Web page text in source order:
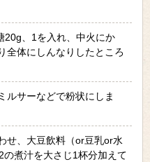
20g、1を入れ、中火にか
全体にしんなりしたところ
ルサーなどで粉状にしま
せ、大豆飲料（or豆乳or水
煮汁を大さじ1杯分加えて